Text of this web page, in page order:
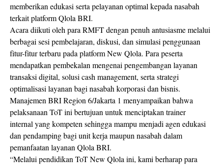
memberikan edukasi serta pelayanan optimal kepada nasabah
terkait platform Qlola BRI.
Acara diikuti oleh para RMFT dengan penuh antusiasme melalui
berbagai sesi pembelajaran, diskusi, dan simulasi penggunaan
fitur-fitur terbaru pada platform New Qlola. Para peserta
mendapatkan pembekalan mengenai pengembangan layanan
transaksi digital, solusi cash management, serta strategi
optimalisasi layanan bagi nasabah korporasi dan bisnis.
Manajemen BRI Region 6/Jakarta 1 menyampaikan bahwa
pelaksanaan ToT ini bertujuan untuk menciptakan trainer
internal yang kompeten sehingga mampu menjadi agen edukasi
dan pendamping bagi unit kerja maupun nasabah dalam
pemanfaatan layanan Qlola BRI.
“Melalui pendidikan ToT New Qlola ini, kami berharap para